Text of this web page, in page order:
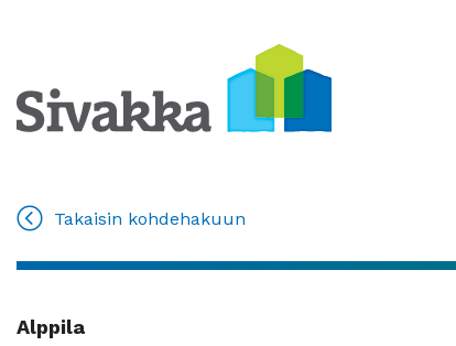
Takaisin kohdehakuun
Alppila